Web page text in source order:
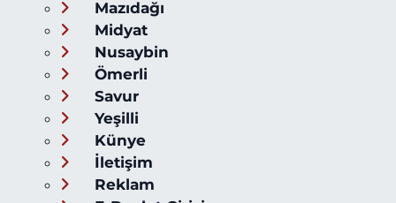
Mazıdağı
Midyat
Nusaybin
Ömerli
Savur
Yeşilli
Künye
İletişim
Reklam